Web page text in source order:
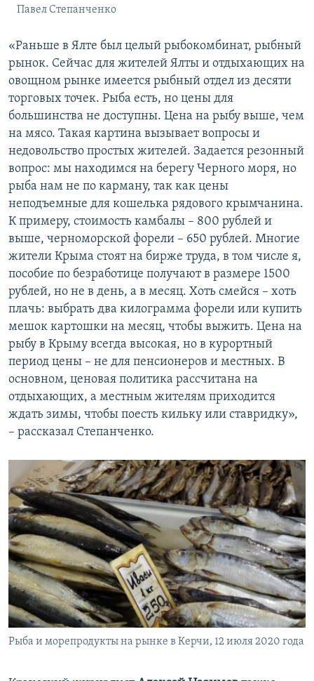
Павел Степанченко
«Раньше в Ялте был целый рыбокомбинат, рыбный
рынок. Сейчас для жителей Ялты и отдыхающих на
овощном рынке имеется рыбный отдел из десяти
торговых точек. Рыба есть, но цены для
большинства не доступны. Цена на рыбу выше, чем
на мясо. Такая картина вызывает вопросы и
недовольство простых жителей. Задается резонный
вопрос: мы находимся на берегу Черного моря, но
рыба нам не по карману, так как цены
неподъемные для кошелька рядового крымчанина.
К примеру, стоимость камбалы – 800 рублей и
выше, черноморской форели – 650 рублей. Многие
жители Крыма стоят на бирже труда, в том числе я,
пособие по безработице получают в размере 1500
рублей, но не в день, а в месяц. Хоть смейся – хоть
плачь: выбрать два килограмма форели или купить
мешок картошки на месяц, чтобы выжить. Цена на
рыбу в Крыму всегда высокая, но в курортный
период цены – не для пенсионеров и местных. В
основном, ценовая политика рассчитана на
отдыхающих, а местным жителям приходится
ждать зимы, чтобы поесть кильку или ставридку»,
– рассказал Степанченко.
Рыба и морепродукты на рынке в Керчи, 12 июля 2020 года